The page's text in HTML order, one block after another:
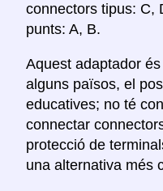
connectors tipus: C,
punts: A, B.
Aquest adaptador
alguns països, el
educatives; no té
connectar
protecció de
una alternativa més